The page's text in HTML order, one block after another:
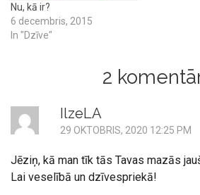
Nu, kā ir?
6 decembris, 2015
In "Dzīve"
2
IlzeLA
29 OKTOBRIS, 2020 12:25 PM
Jēziņ, kā man tīk tās Tavas mazās
Lai veselībā un dzīvespriekā!